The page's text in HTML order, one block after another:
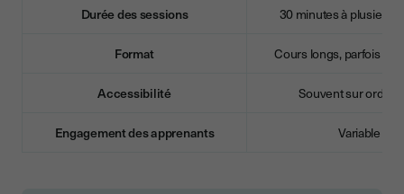
Durée des sessions 30 minutes à plusieurs
Format Cours longs, parfois
Accessibilité Souvent sur
Engagement des apprenants Variable